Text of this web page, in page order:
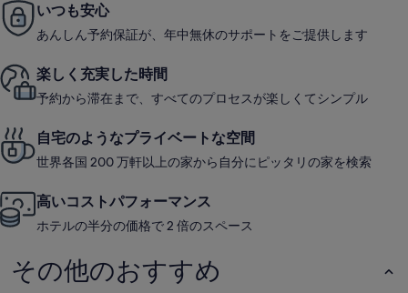
いつも安心
あんしん予約保証が、年中無休のサポートをご提供します
楽しく充実した時間
予約から滞在まで、すべてのプロセスが楽しくてシンプル
自宅のようなプライベートな空間
世界各国 200 万軒以上の家から自分にピッタリの家を検索
高いコストパフォーマンス
ホテルの半分の価格で 2 倍のスペース
その他のおすすめ